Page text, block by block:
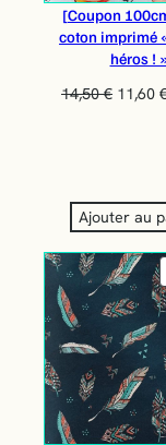
[Coupon
coton imprimé
héros !
14,50€ 11,60
Ajouter au